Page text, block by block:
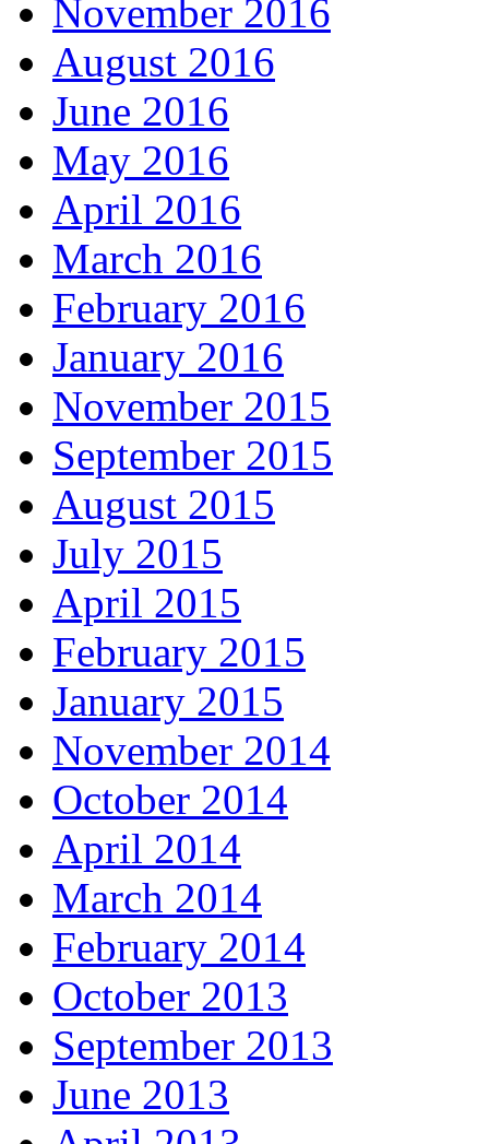
November 2016
August 2016
June 2016
May 2016
April 2016
March 2016
February 2016
January 2016
November 2015
September 2015
August 2015
July 2015
April 2015
February 2015
January 2015
November 2014
October 2014
April 2014
March 2014
February 2014
October 2013
September 2013
June 2013